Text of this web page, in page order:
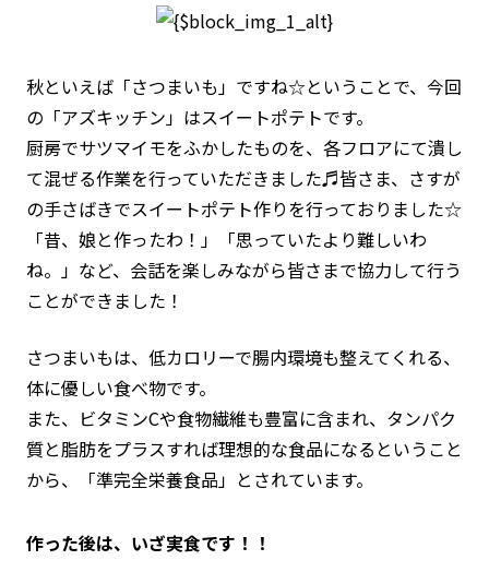
秋といえば「さつまいも」ですね☆ということで、今回
の「アズキッチン」はスイートポテトです。
厨房でサツマイモをふかしたものを、各フロアにて潰し
て混ぜる作業を行っていただきました♬皆さま、さすが
の手さばきでスイートポテト作りを行っておりました☆
「昔、娘と作ったわ！」「思っていたより難しいわ
ね。」など、会話を楽しみながら皆さまで協力して行う
ことができました！
さつまいもは、低カロリーで腸内環境も整えてくれる、
体に優しい食べ物です。
また、ビタミンCや食物繊維も豊富に含まれ、タンパク
質と脂肪をプラスすれば理想的な食品になるということ
から、「準完全栄養食品」とされています。
作った後は、いざ実食です！！